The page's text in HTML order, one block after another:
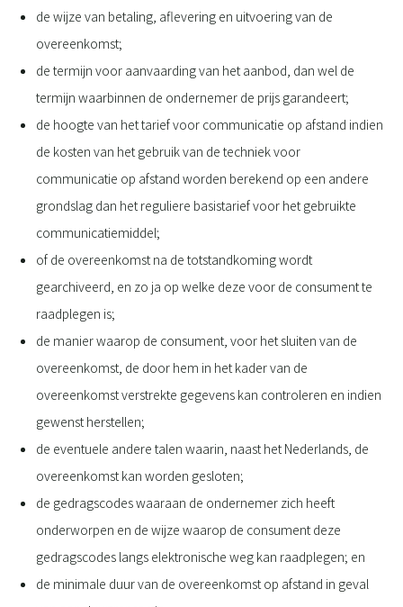
de wijze van betaling, aflevering en uitvoering van de
overeenkomst;
de termijn voor aanvaarding van het aanbod, dan wel de
termijn waarbinnen de ondernemer de prijs garandeert;
de hoogte van het tarief voor communicatie op afstand indien
de kosten van het gebruik van de techniek voor
communicatie op afstand worden berekend op een andere
grondslag dan het reguliere basistarief voor het gebruikte
communicatiemiddel;
of de overeenkomst na de totstandkoming wordt
gearchiveerd, en zo ja op welke deze voor de consument te
raadplegen is;
de manier waarop de consument, voor het sluiten van de
overeenkomst, de door hem in het kader van de
overeenkomst verstrekte gegevens kan controleren en indien
gewenst herstellen;
de eventuele andere talen waarin, naast het Nederlands, de
overeenkomst kan worden gesloten;
de gedragscodes waaraan de ondernemer zich heeft
onderworpen en de wijze waarop de consument deze
gedragscodes langs elektronische weg kan raadplegen; en
de minimale duur van de overeenkomst op afstand in geval